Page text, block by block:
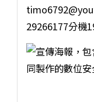
29266177分機